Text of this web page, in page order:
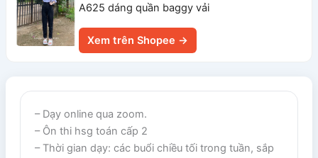
A625 dáng quần baggy vải
Xem trên Shopee →
– Dạy online qua zoom.
– Ôn thi hsg toán cấp 2
– Thời gian dạy: các buổi chiều tối trong tuần, sắp